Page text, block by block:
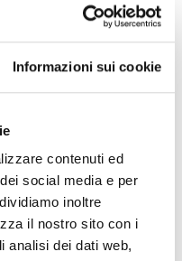
Informazioni sui cookie
contenuti ed
social media e per
inoltre
il nostro sito con i
analisi dei dati web,
Dolomiti Bellunesi!
itinerari, idee e
ogni stagione.